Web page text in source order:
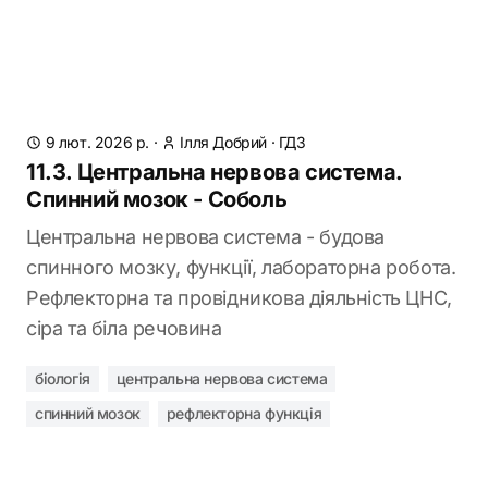
9 лют. 2026 р. · Ілля Добрий · ГДЗ
11.3. Центральна нервова система.
Спинний мозок - Соболь
Центральна нервова система - будова
спинного мозку, функції, лабораторна робота.
Рефлекторна та провідникова діяльність ЦНС,
сіра та біла речовина
біологія
центральна нервова система
спинний мозок
рефлекторна функція